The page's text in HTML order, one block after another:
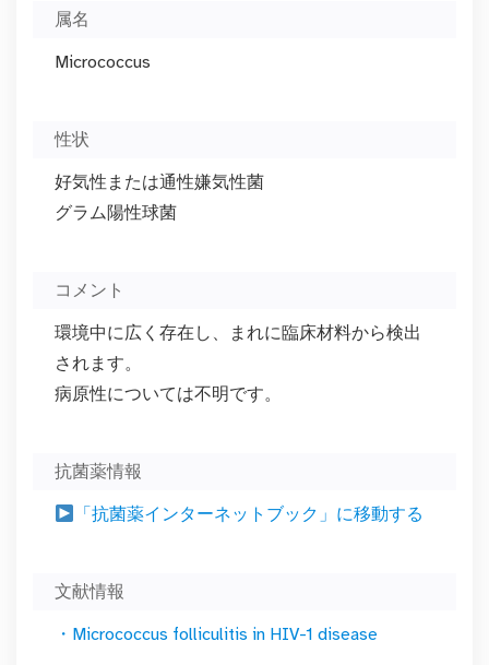
属名
Micrococcus
性状
好気性または通性嫌気性菌
グラム陽性球菌
コメント
環境中に広く存在し、まれに臨床材料から検出
されます。
病原性については不明です。
抗菌薬情報
「抗菌薬インターネットブック」に移動する
文献情報
・Micrococcus folliculitis in HIV-1 disease